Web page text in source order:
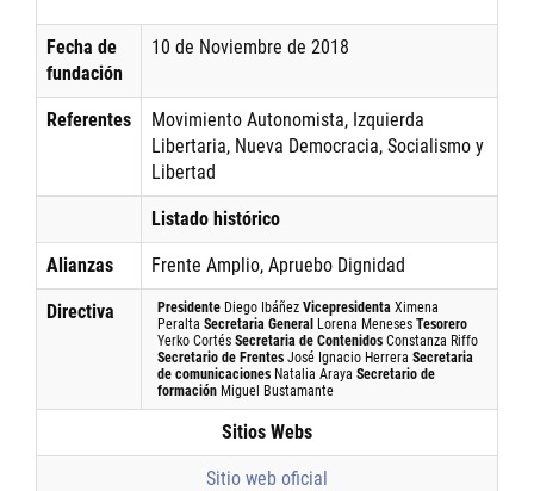
Fecha de
fundación
10 de Noviembre de 2018
Referentes
Movimiento Autonomista, Izquierda
Libertaria, Nueva Democracia, Socialismo y
Libertad
Listado histórico
Alianzas Frente Amplio, Apruebo Dignidad
Directiva Presidente Diego Ibáñez Vicepresidenta Ximena
Peralta Secretaria General Lorena Meneses Tesorero
Yerko Cortés Secretaria de Contenidos Constanza Riffo
Secretario de Frentes José Ignacio Herrera Secretaria
de comunicaciones Natalia Araya Secretario de
formación Miguel Bustamante
Sitios Webs
Sitio web oficial